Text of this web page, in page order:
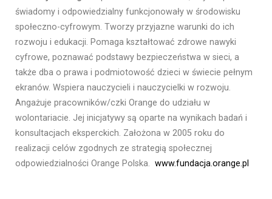
świadomy i odpowiedzialny funkcjonowały w środowisku
społeczno-cyfrowym. Tworzy przyjazne warunki do ich
rozwoju i edukacji. Pomaga kształtować zdrowe nawyki
cyfrowe, poznawać podstawy bezpieczeństwa w sieci, a
także dba o prawa i podmiotowość dzieci w świecie pełnym
ekranów. Wspiera nauczycieli i nauczycielki w rozwoju.
Angażuje pracowników/czki Orange do udziału w
wolontariacie. Jej inicjatywy są oparte na wynikach badań i
konsultacjach eksperckich. Założona w 2005 roku do
realizacji celów zgodnych ze strategią społecznej
odpowiedzialności Orange Polska. www.fundacja.orange.pl